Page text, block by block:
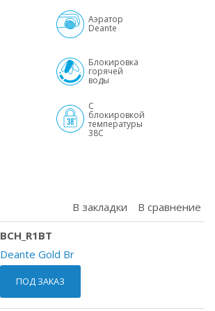
Аэратор
Deante
Блокировка
горячей
воды
С
блокировкой
температуры
38С
В закладки В сравнение
BCH_R1BT
Deante Gold Br
ПОД ЗАКАЗ